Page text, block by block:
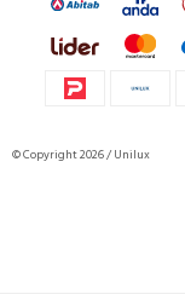
© Copyright 2026 / Unilux